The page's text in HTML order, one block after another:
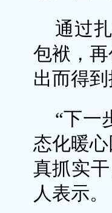
通过
包袱，
出而得
“下一
态化暖
真抓实
人表示。